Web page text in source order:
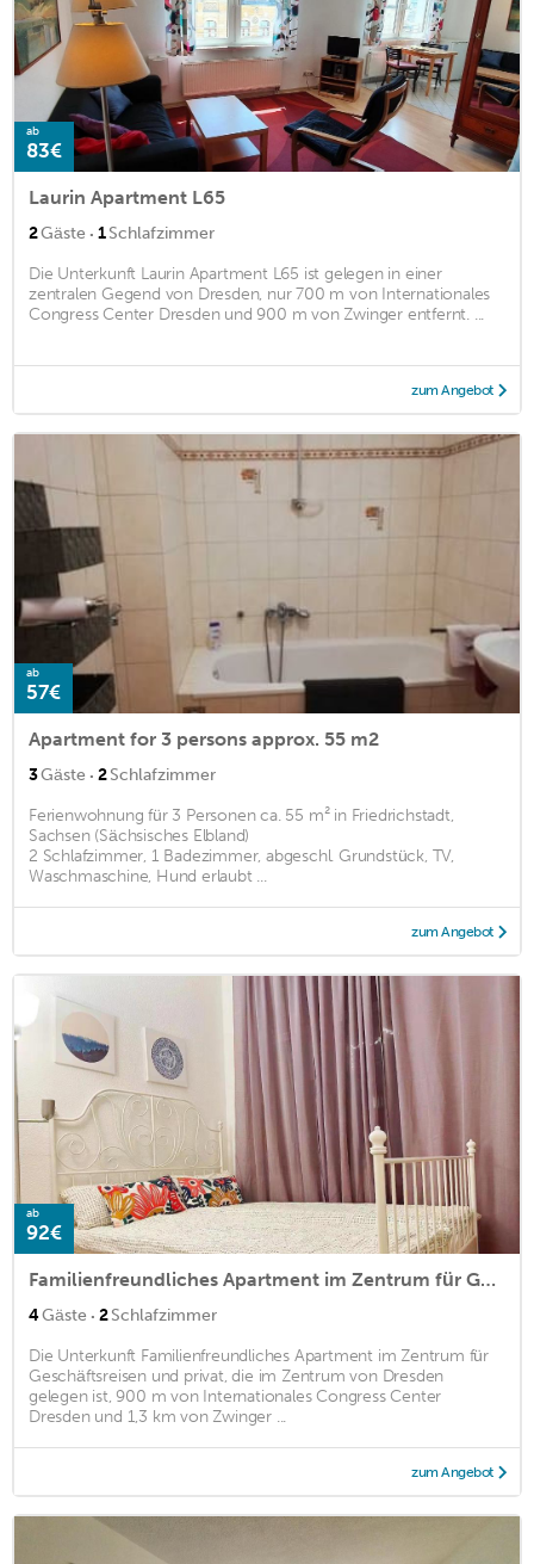
ab
83€
Laurin Apartment L65
2Gäste · 1Schlafzimmer
Die Unterkunft Laurin Apartment L65 ist gelegen in einer
zentralen Gegend von Dresden, nur 700 m von Internationales
Congress Center Dresden und 900 m von Zwinger entfernt. ...
zum Angebot
ab
57€
Apartment for 3 persons approx. 55 m2
3Gäste · 2Schlafzimmer
Ferienwohnung für 3 Personen ca. 55 m² in Friedrichstadt,
Sachsen (Sächsisches Elbland)
2 Schlafzimmer, 1 Badezimmer, abgeschl. Grundstück, TV,
Waschmaschine, Hund erlaubt ...
zum Angebot
ab
92€
Familienfreundliches Apartment im Zentrum für Geschäftsreisen und privat
4Gäste · 2Schlafzimmer
Die Unterkunft Familienfreundliches Apartment im Zentrum für
Geschäftsreisen und privat, die im Zentrum von Dresden
gelegen ist, 900 m von Internationales Congress Center
Dresden und 1,3 km von Zwinger ...
zum Angebot